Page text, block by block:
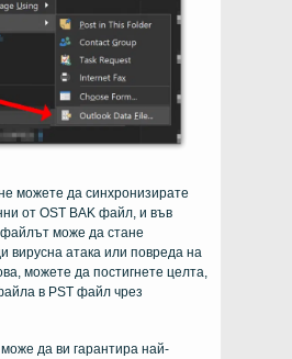
можете да синхронизирате
от OST BAK файл, и във
файлът може да стане
вирусна атака или повреда на
можете да постигнете целта,
в PST файл чрез
да ви гарантира най-